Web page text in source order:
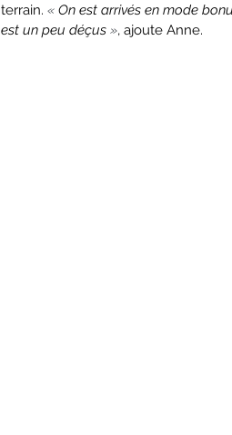
terrain. « On est arrivés en mode
est un peu déçus », ajoute Anne.